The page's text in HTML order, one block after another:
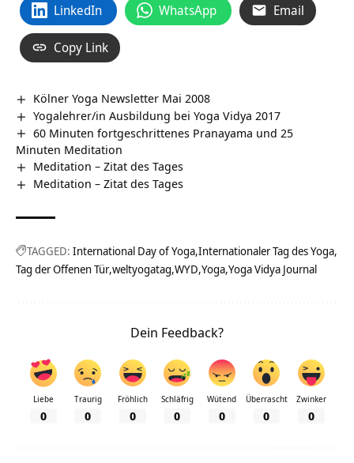
LinkedIn WhatsApp Email
Copy Link
Kölner Yoga Newsletter Mai 2008
Yogalehrer/in Ausbildung bei Yoga Vidya 2017
60 Minuten fortgeschrittenes Pranayama und 25
Minuten Meditation
Meditation – Zitat des Tages
Meditation – Zitat des Tages
TAGGED: International Day of Yoga Internationaler Tag des Yoga
Tag der Offenen Tür weltyogatag WYD Yoga Yoga Vidya Journal
Dein Feedback?
Liebe
0
Traurig
0
Fröhlich
0
Schläfrig
0
Wütend
0
Überrascht
0
Zwinker
0